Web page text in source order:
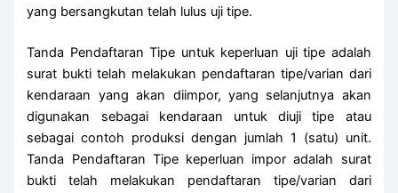
yang bersangkutan telah lulus uji tipe.
Tanda Pendaftaran Tipe untuk keperluan uji tipe adalah
surat bukti telah melakukan pendaftaran tipe/varian dari
kendaraan yang akan diimpor, yang selanjutnya akan
digunakan sebagai kendaraan untuk diuji tipe atau
sebagai contoh produksi dengan jumlah 1 (satu) unit.
Tanda Pendaftaran Tipe keperluan impor adalah surat
bukti telah melakukan pendaftaran tipe/varian dari